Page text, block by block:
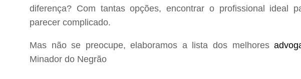
diferença? Com tantas opções, encontrar o profissional ideal
parecer complicado.
Mas não se preocupe, elaboramos a lista dos melhores
Minador do Negrão